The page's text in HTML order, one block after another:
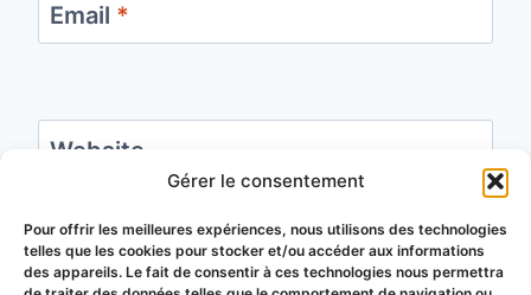
Gérer le consentement
Pour offrir les meilleures expériences, nous utilisons des technologies
telles que les cookies pour stocker et/ou accéder aux informations
des appareils. Le fait de consentir à ces technologies nous permettra
Email *
Website
Save my name, email, and website in this
browser for the next time I comment.